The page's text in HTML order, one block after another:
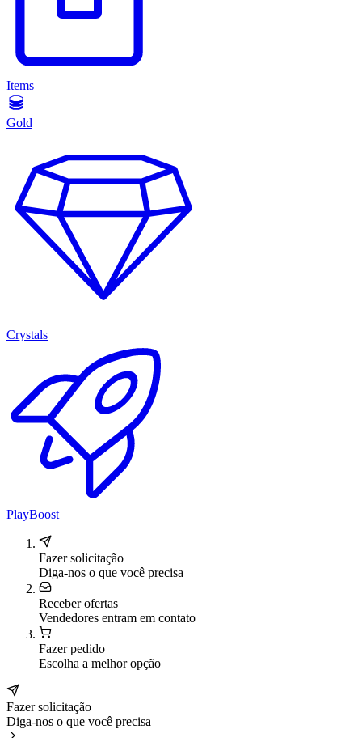
Items
Gold
Crystals
PlayBoost
Fazer solicitação
Diga-nos o que você precisa
Receber ofertas
Vendedores entram em contato
Fazer pedido
Escolha a melhor opção
Fazer solicitação
Diga-nos o que você precisa